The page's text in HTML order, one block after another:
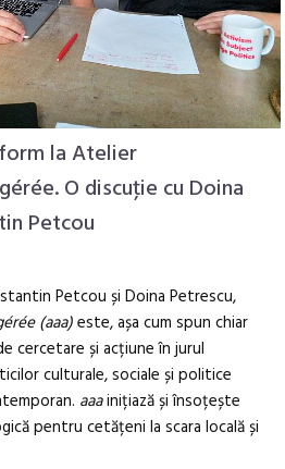
la Atelier
O discuţie cu Doina
Petcou
Petcou și Doina Petrescu,
(aaa)este, așa cum spun chiar
cercetare și acțiune în jurul
culturale, sociale și politice
aaainițiază și însoțește
pentru cetățeni la scara locală și